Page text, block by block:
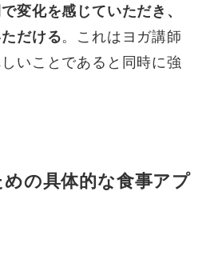
変化を感じていただき、
だける。これはヨガ講師
いことであると同時に強
めの具体的な食事アプ